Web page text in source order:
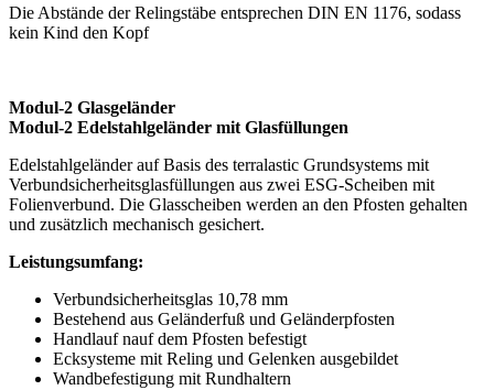
Die Abstände der Relingstäbe entsprechen DIN EN 1176, sodass
kein Kind den Kopf
Modul-2 Glasgeländer
Modul-2 Edelstahlgeländer mit Glasfüllungen
Edelstahlgeländer auf Basis des terralastic Grundsystems mit
Verbundsicherheitsglasfüllungen aus zwei ESG-Scheiben mit
Folienverbund. Die Glasscheiben werden an den Pfosten gehalten
und zusätzlich mechanisch gesichert.
Leistungsumfang:
Verbundsicherheitsglas 10,78 mm
Bestehend aus Geländerfuß und Geländerpfosten
Handlauf nauf dem Pfosten befestigt
Ecksysteme mit Reling und Gelenken ausgebildet
Wandbefestigung mit Rundhaltern